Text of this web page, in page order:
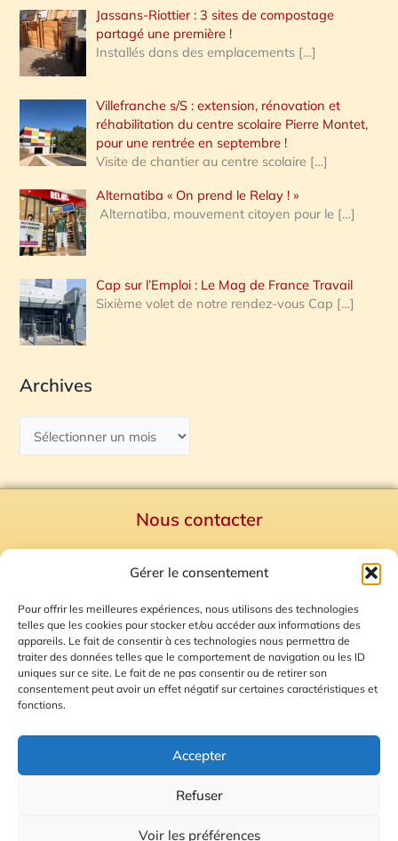
Gérer le consentement
Pour offrir les meilleures expériences, nous utilisons des technologies
telles que les cookies pour stocker et/ou accéder aux informations des
appareils. Le fait de consentir à ces technologies nous permettra de
traiter des données telles que le comportement de navigation ou les ID
uniques sur ce site. Le fait de ne pas consentir ou de retirer son
consentement peut avoir un effet négatif sur certaines caractéristiques et
fonctions.
Accepter
Refuser
Voir les préférences
Jassans-Riottier : 3 sites de compostage
partagé une première !
Installés dans des emplacements […]
Villefranche s/S : extension, rénovation et
réhabilitation du centre scolaire Pierre Montet,
pour une rentrée en septembre !
Visite de chantier au centre scolaire […]
Alternatiba « On prend le Relay ! »
Alternatiba, mouvement citoyen pour le […]
Cap sur l’Emploi : Le Mag de France Travail
Sixième volet de notre rendez-vous Cap […]
Archives
Nous contacter
Mentions Légales
Plan du site
Gestion des Cookies
© 2026 Radio Calade